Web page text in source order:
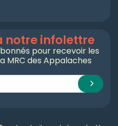
notre infolettre
pour recevoir les
MRC des Appalaches